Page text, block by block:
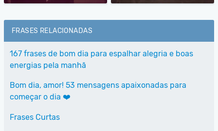
FRASES RELACIONADAS
167 frases de bom dia para espalhar alegria e boas
energias pela manhã
Bom dia, amor! 53 mensagens apaixonadas para
começar o dia ❤️
Frases Curtas